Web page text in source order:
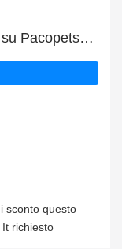
Grande sconto con 6% di sconto su Pacopetshop It
sconto questo
richiesto